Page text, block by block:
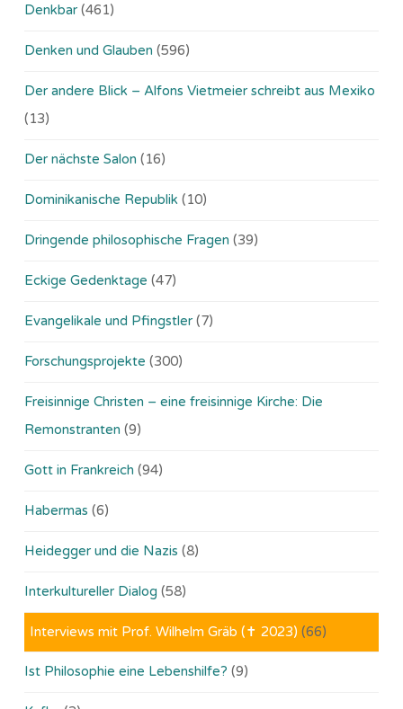
Denkbar (461)
Denken und Glauben (596)
Der andere Blick – Alfons Vietmeier schreibt aus Mexiko
(13)
Der nächste Salon (16)
Dominikanische Republik (10)
Dringende philosophische Fragen (39)
Eckige Gedenktage (47)
Evangelikale und Pfingstler (7)
Forschungsprojekte (300)
Freisinnige Christen – eine freisinnige Kirche: Die
Remonstranten (9)
Gott in Frankreich (94)
Habermas (6)
Heidegger und die Nazis (8)
Interkultureller Dialog (58)
Interviews mit Prof. Wilhelm Gräb (✝ 2023) (66)
Ist Philosophie eine Lebenshilfe? (9)